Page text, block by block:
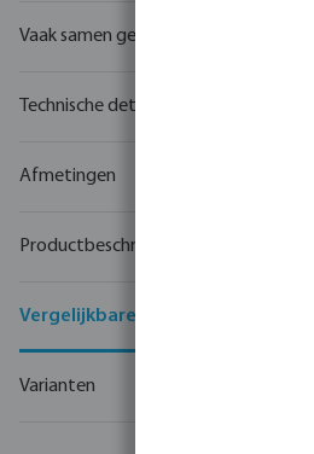
Vaak samen gekocht
Technische details
Afmetingen
Productbeschrijving
Vergelijkbare producten
Varianten